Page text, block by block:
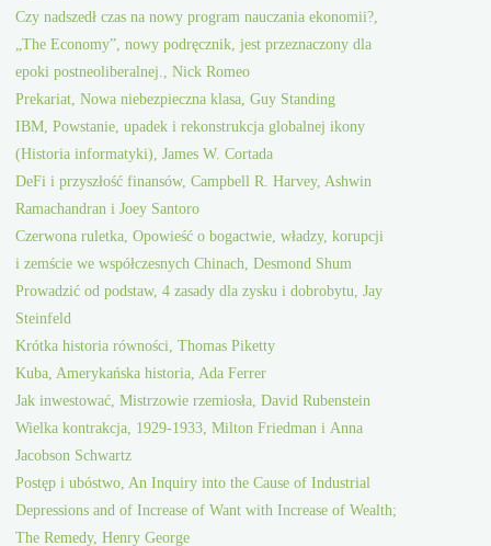
Czy nadszedł czas na nowy program nauczania ekonomii?,
„The Economy”, nowy podręcznik, jest przeznaczony dla
epoki postneoliberalnej., Nick Romeo
Prekariat, Nowa niebezpieczna klasa, Guy Standing
IBM, Powstanie, upadek i rekonstrukcja globalnej ikony
(Historia informatyki), James W. Cortada
DeFi i przyszłość finansów, Campbell R. Harvey, Ashwin
Ramachandran i Joey Santoro
Czerwona ruletka, Opowieść o bogactwie, władzy, korupcji
i zemście we współczesnych Chinach, Desmond Shum
Prowadzić od podstaw, 4 zasady dla zysku i dobrobytu, Jay
Steinfeld
Krótka historia równości, Thomas Piketty
Kuba, Amerykańska historia, Ada Ferrer
Jak inwestować, Mistrzowie rzemiosła, David Rubenstein
Wielka kontrakcja, 1929-1933, Milton Friedman i Anna
Jacobson Schwartz
Postęp i ubóstwo, An Inquiry into the Cause of Industrial
Depressions and of Increase of Want with Increase of Wealth;
The Remedy, Henry George